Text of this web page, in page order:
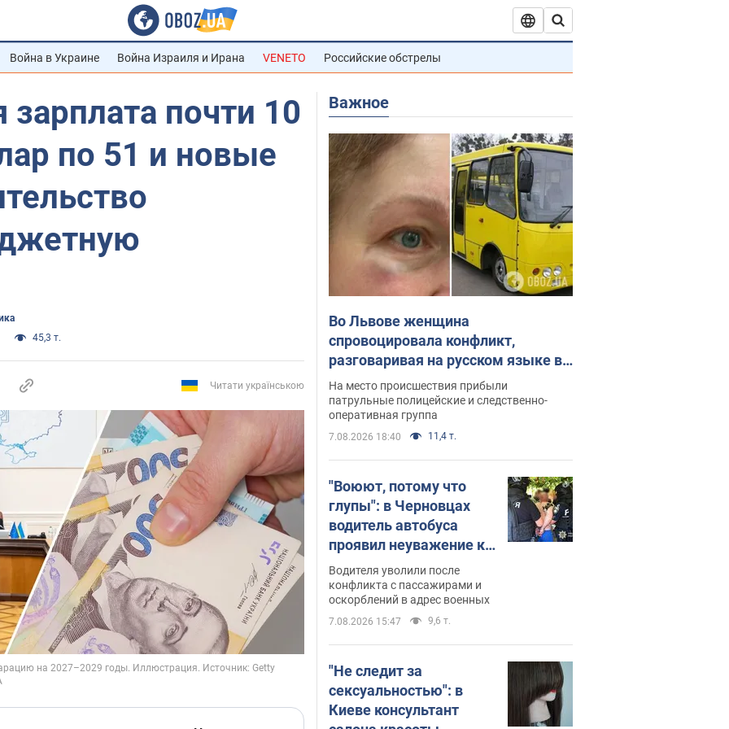
Война в Украине Война Израиля и Ирана VENETO Российские обстрелы
почти 10
по 51 и новые
45,3 т.
Читати українською
Важное
Во Львове женщина
спровоцировала конфликт,
разговаривая на русском языке в
маршрутке: полиция составила
административный протокол.
Видео
На место происшествия прибыли
патрульные полицейские и следственно-
оперативная группа
7.08.2026 18:40 11,4 т.
"Воюют, потому что
глупы": в Черновцах
водитель автобуса
проявил неуважение к
украинским военным и
поплатился за это.
Видео
Водителя уволили после
конфликта с пассажирами и
оскорблений в адрес военных
7.08.2026 15:47 9,6 т.
"Не следит за
сексуальностью": в
Киеве консультант